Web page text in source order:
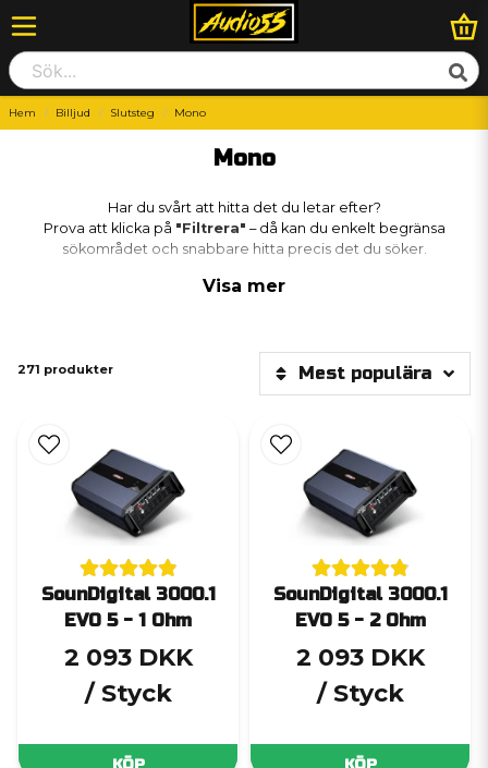
Hem Billjud Slutsteg Mono
Mono
Har du svårt att hitta det du letar efter?
Prova att klicka på "Filtrera" – då kan du enkelt begränsa
sökområdet och snabbare hitta precis det du söker.
Visa mer
271 produkter Mest populära
SounDigital 3000.1
EVO 5 - 1 Ohm
2 093 DKK
/ Styck
KÖP
SounDigital 3000.1
EVO 5 - 2 Ohm
2 093 DKK
/ Styck
KÖP